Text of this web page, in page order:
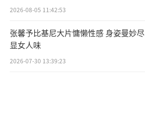
2026-08-05 11:42:53
张馨予比基尼大片慵懒性感 身姿曼妙尽
显女人味
2026-07-30 13:39:23